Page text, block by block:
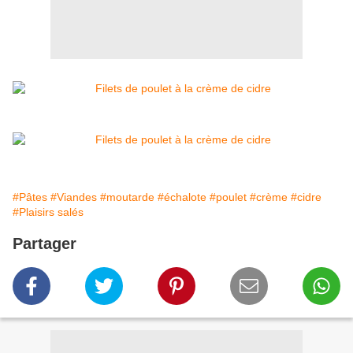
#Pâtes #Viandes #moutarde #échalote #poulet #crème #cidre
#Plaisirs salés
Partager